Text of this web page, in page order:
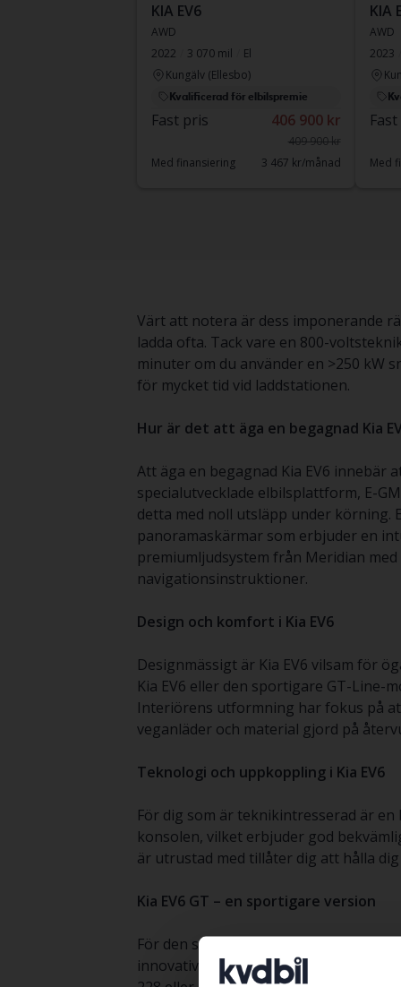
KIA EV6
AWD
2022
3 070 mil
El
Kungälv (Ellesbo)
Kvalificerad för elbilspremie
Fast pris 406 900 kr
409 900 kr
Med finansiering
3 467 kr/månad
KIA
AWD
2023
Med
Värt att notera är dess imponerande
ladda ofta. Tack vare en 800-
minuter om du använder en >250 kW
för mycket tid vid laddstationen.
Hur är det att äga en begagnad Kia
Att äga en begagnad Kia EV6 innebär
specialutvecklade elbilsplattform, E-
detta med noll utsläpp under körning.
panoramaskärmar som erbjuder en
premiumljudsystem från Meridian
navigationsinstruktioner.
Design och komfort i Kia EV6
Designmässigt är Kia EV6 vilsam för
Kia EV6 eller den sportigare GT-Line-
Interiörens utformning har fokus på
veganläder och material gjord på
Teknologi och uppkoppling i Kia EV6
För dig som är teknikintresserad är
konsolen, vilket erbjuder god
är utrustad med tillåter dig att hålla
Kia EV6 GT – en sportigare version
För den som söker ett lite extra
innovativa design och tekniska finess